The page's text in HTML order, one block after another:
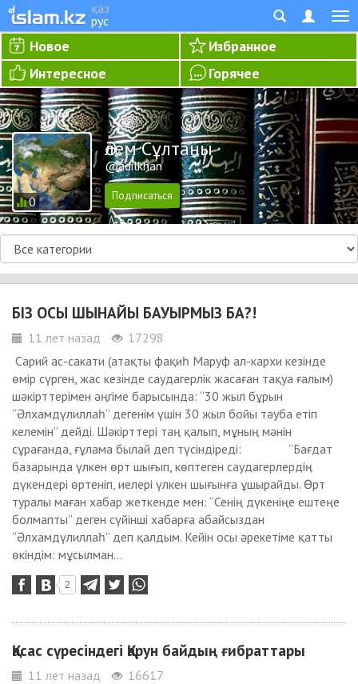
қаз
рус
Новое
Избранное
Интересное
Горячее
0
Әлем Сұлтаны
@adilkhan
БІЗ ОСЫ ШЫНАЙЫ БАУЫРМЫЗ БА?!
11 лет назад
17298
Сарий ас-сакати (атақты фақиһ Маруф ал-кархи кезiнде
өмір сүрген, жас кезінде саудагерлік жасаған тақуа ғалым)
шәкірттерімен әңгіме барысында: “30 жыл бұрын
“Әлхамдүлиллаһ” дегенім үшін 30 жыл бойы тәуба етiп
келемін” дейді. Шәкірттері таң қалып, мұның мәнін
сұрағанда, ғұлама былай деп түсіндіреді: “Бағдат
базарында үлкен өрт шығып, көптеген саудагерлердің
дүкендері өртеніп, иелері үлкен шығынға ұшырайды. Өрт
туралы маған хабар жеткенде мен: “Сенің дүкеніңе ештеңе
болмапты” деген сүйінші хабарға абайсыздан
“Әлхамдүлиллаһ” деп қалдым. Кейін осы әрекетіме қатты
өкіндім: мұсылман...
2
Қасас сүресіндегі Қарун байдың ғибраттары
11 лет назад
16617